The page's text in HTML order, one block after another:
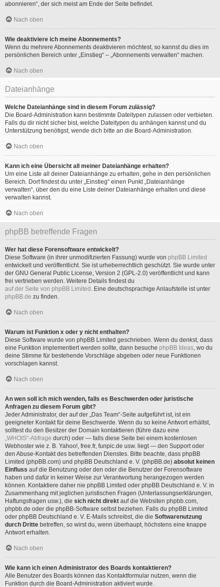
abonnieren“, der sich meist am Ende der Seite befindet.
Nach oben
Wie deaktiviere ich meine Abonnements?
Wenn du mehrere Abonnements deaktivieren möchtest, so kannst du dies im
persönlichen Bereich unter „Einstieg“ – „Abonnements verwalten“ machen.
Nach oben
Dateianhänge
Welche Dateianhänge sind in diesem Forum zulässig?
Die Board-Administration kann bestimmte Dateitypen zulassen oder verbieten.
Falls du dir nicht sicher bist, welche Dateitypen du anhängen kannst und du
Unterstützung benötigst, wende dich bitte an die Board-Administration.
Nach oben
Kann ich eine Übersicht all meiner Dateianhänge erhalten?
Um eine Liste all deiner Dateianhänge zu erhalten, gehe in den persönlichen
Bereich. Dort findest du unter „Einstieg“ einen Punkt „Dateianhänge
verwalten“, über den du eine Liste deiner Dateianhänge erhalten und diese
verwalten kannst.
Nach oben
phpBB betreffende Fragen
Wer hat diese Forensoftware entwickelt?
Diese Software (in ihrer unmodifizierten Fassung) wurde von phpBB Limited
entwickelt und veröffentlicht. Sie ist urheberrechtlich geschützt. Sie wurde unter
der GNU General Public License, Version 2 (GPL-2.0) veröffentlicht und kann
frei vertrieben werden. Weitere Details findest du
auf der Seite von phpBB Limited . Eine deutschsprachige Anlaufstelle ist unter
phpBB.de zu finden.
Nach oben
Warum ist Funktion x oder y nicht enthalten?
Diese Software wurde von phpBB Limited geschrieben. Wenn du denkst, dass
eine Funktion implementiert werden sollte, dann besuche phpBB Ideas, wo du
deine Stimme für bestehende Vorschläge abgeben oder neue Funktionen
vorschlagen kannst.
Nach oben
An wen soll ich mich wenden, falls es Beschwerden oder juristische
Anfragen zu diesem Forum gibt?
Jeder Administrator, der auf der „Das Team“-Seite aufgeführt ist, ist ein
geeigneter Kontakt für deine Beschwerde. Wenn du so keine Antwort erhältst,
solltest du den Besitzer der Domain kontaktieren (führe dazu eine
„WHOIS“-Abfrage durch) oder — falls diese Seite bei einem kostenlosen
Webhoster wie z. B. Yahoo!, free.fr, funpic.de usw. liegt — den Support oder
den Abuse-Kontakt des betreffenden Dienstes. Bitte beachte, dass phpBB
Limited (phpBB.com) und phpBB Deutschland e. V. (phpBB.de) absolut keinen
Einfluss auf die Benutzung oder den oder die Benutzer der Forensoftware
haben und dafür in keiner Weise zur Verantwortung herangezogen werden
können. Kontaktiere daher nie phpBB Limited oder phpBB Deutschland e. V. in
Zusammenhang mit jeglichen juristischen Fragen (Unterlassungserklärungen,
Haftungsfragen usw.), die sich nicht direkt auf die Websiten phpbb.com,
phpbb.de oder die phpBB-Software selbst beziehen. Falls du phpBB Limited
oder phpBB Deutschland e. V. E-Mails schreibst, die die Softwarenutzung
durch Dritte betreffen, so wirst du, wenn überhaupt, höchstens eine knappe
Antwort erhalten.
Nach oben
Wie kann ich einen Administrator des Boards kontaktieren?
Alle Benutzer des Boards können das Kontaktformular nutzen, wenn die
Funktion durch die Board-Administration aktiviert wurde.